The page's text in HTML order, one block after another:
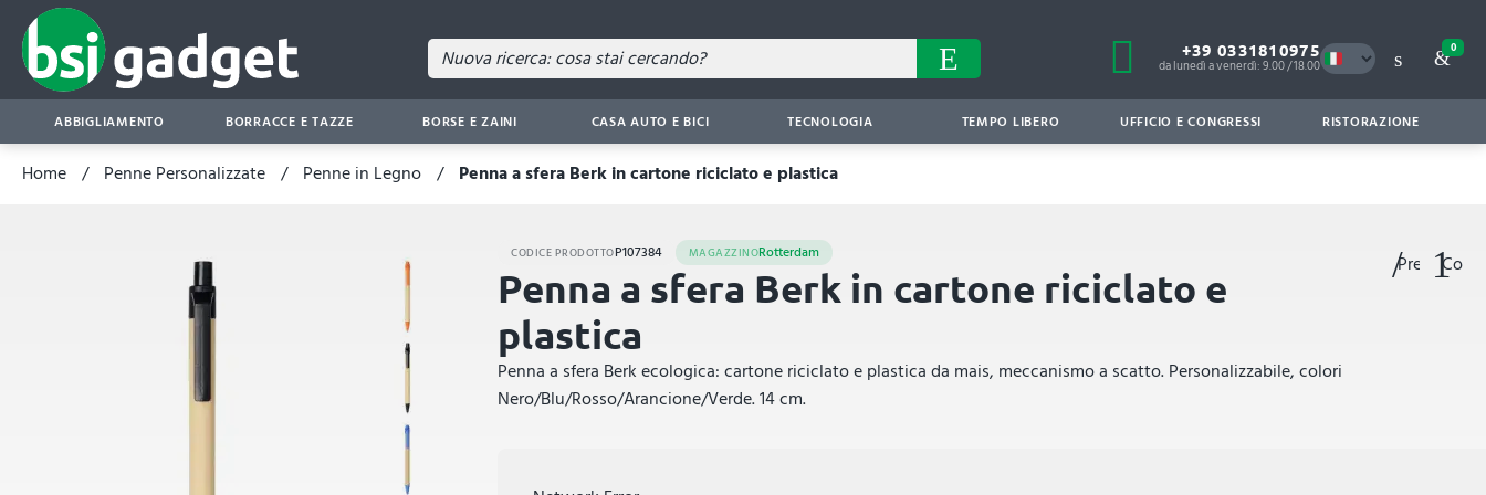
+39 0331810975
da lunedì a venerdì: 9.00 / 18.00
0
ABBIGLIAMENTO BORRACCE E TAZZE BORSE E ZAINI CASA AUTO E BICI TECNOLOGIA TEMPO LIBERO UFFICIO E CONGRESSI RISTORAZIONE
Home Penne Personalizzate Penne in Legno Penna a sfera Berk in cartone riciclato e plastica
CODICE PRODOTTOP107384 MAGAZZINORotterdam
Penna a sfera Berk in cartone riciclato e
plastica
Penna a sfera Berk ecologica: cartone riciclato e plastica da mais, meccanismo a scatto. Personalizzabile, colori
Nero/Blu/Rosso/Arancione/Verde. 14 cm.
Preferiti